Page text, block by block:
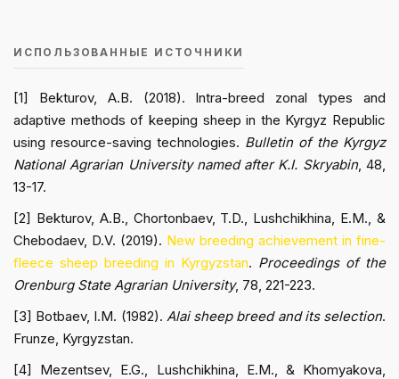
ИСПОЛЬЗОВАННЫЕ ИСТОЧНИКИ
[1] Bekturov, A.B. (2018). Intra-breed zonal types and
adaptive methods of keeping sheep in the Kyrgyz Republic
using resource-saving technologies. Bulletin of the Kyrgyz
National Agrarian University named after K.I. Skryabin, 48,
13-17.
[2] Bekturov, A.B., Chortonbaev, T.D., Lushchikhina, E.M., &
Chebodaev, D.V. (2019). New breeding achievement in fine-
fleece sheep breeding in Kyrgyzstan. Proceedings of the
Orenburg State Agrarian University, 78, 221-223.
[3] Botbaev, I.M. (1982). Alai sheep breed and its selection.
Frunze, Kyrgyzstan.
[4] Mezentsev, E.G., Lushchikhina, E.M., & Khomyakova,